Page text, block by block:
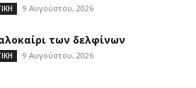
9 Αυγούστου, 2026
των δελφίνων
9 Αυγούστου, 2026